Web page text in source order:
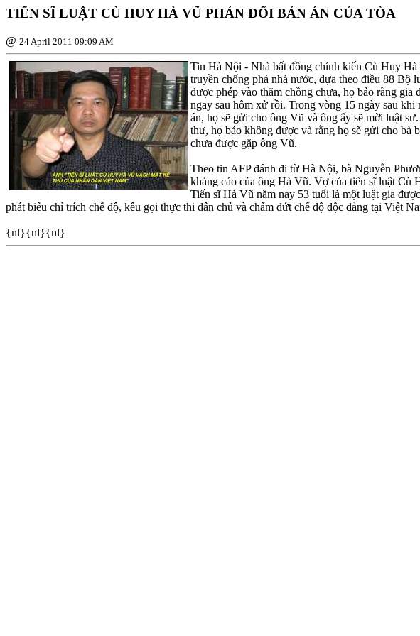
TIẾN SĨ LUẬT CÙ HUY HÀ VŨ PHẢN ÐỐI BẢN ÁN CỦA TÒA
@ 24 April 2011 09:09 AM
Tin Hà Nội - Nhà bất đồng chính kiến Cù Huy Hà
truyền chống phá nhà nước, dựa theo điều 88
được phép vào thăm chồng chưa, họ bảo rằng
ngay sau hôm xử rồi. Trong vòng 15 ngày sau
án, họ sẽ gửi cho ông Vũ và ông ấy sẽ mời luật
thư, họ bảo không được và rằng họ sẽ gửi cho bà
chưa được gặp ông Vũ.
Theo tin AFP đánh đi từ Hà Nội, bà Nguyễn
kháng cáo của ông Hà Vũ. Vợ của tiến sĩ luật Cù
Tiến sĩ Hà Vũ năm nay 53 tuổi là một luật gia
phát biểu chỉ trích chế độ, kêu gọi thực thi dân chủ và chấm dứt chế độ độc đảng tại Việt
{nl}{nl}{nl}